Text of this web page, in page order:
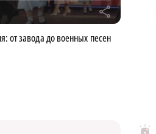
r
от завода до военных песен